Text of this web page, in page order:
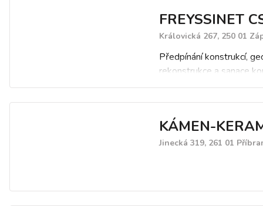
další betony vyráběné
předpisů.
našimi vozy.
FREYSSINET
Královická 267, 250 01
Předpínání konstrukcí,
rekonstrukce a sanace
mostní ložiska,
konstrukcí, horninové
KÁMEN-
Jinecká 319, 261 01